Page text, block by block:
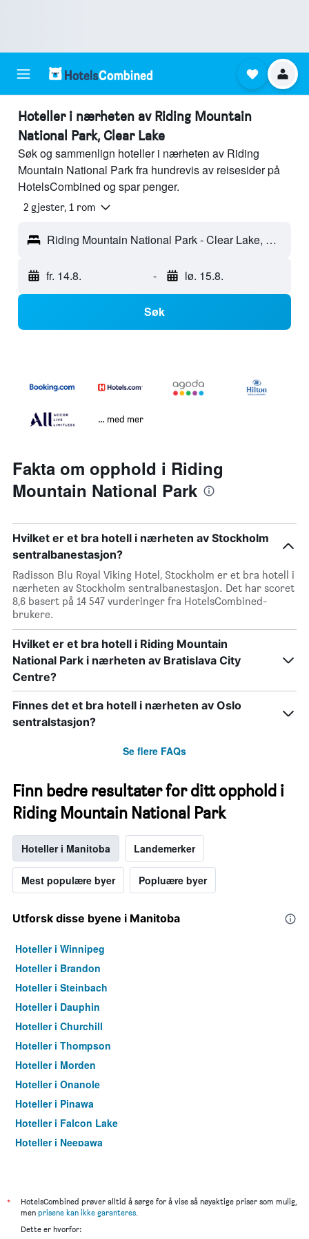
Hoteller i nærheten av Riding Mountain
National Park, Clear Lake
Søk og sammenlign hoteller i nærheten av Riding
Mountain National Park fra hundrevis av reisesider på
HotelsCombined og spar penger.
2 gjester, 1 rom
Riding Mountain National Park - Clear Lake, MB, Canada
fr. 14.8. - lø. 15.8.
Søk
… med mer
Fakta om opphold i Riding
Mountain National Park
Hvilket er et bra hotell i nærheten av Stockholm
sentralbanestasjon?
Radisson Blu Royal Viking Hotel, Stockholm er et bra hotell i
nærheten av Stockholm sentralbanestasjon. Det har scoret
8,6 basert på 14 547 vurderinger fra HotelsCombined-
brukere.
Hvilket er et bra hotell i Riding Mountain
National Park i nærheten av Bratislava City
Centre?
Finnes det et bra hotell i nærheten av Oslo
sentralstasjon?
Se flere FAQs
Finn bedre resultater for ditt opphold i
Riding Mountain National Park
Hoteller i Manitoba Landemerker
Mest populære byer Popluære byer
Utforsk disse byene i Manitoba
Hoteller i Winnipeg
Hoteller i Brandon
Hoteller i Steinbach
Hoteller i Dauphin
Hoteller i Churchill
Hoteller i Thompson
Hoteller i Morden
Hoteller i Onanole
Hoteller i Pinawa
Hoteller i Falcon Lake
Hoteller i Neepawa
Hoteller i Hecla
*
HotelsCombined prøver alltid å sørge for å vise så nøyaktige priser som mulig,
men prisene kan ikke garanteres.
Dette er hvorfor: